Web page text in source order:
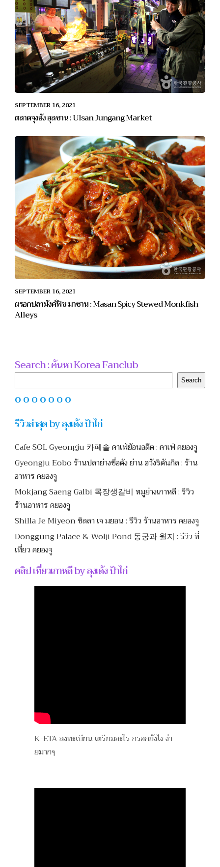
SEPTEMBER 16, 2021
ตลาดจุงอัง อุลซาน : Ulsan Jungang Market
SEPTEMBER 16, 2021
ตรอกปลามังค์ฟิช มาซาน : Masan Spicy Stewed Monkfish
Alleys
Search : ค้นหา Korea Fanclub
Search
O O O O O O O
รีวิวล่าสุด by ลุงเด้ง ป้าไก่
Cafe SOL Gyeongju 카페솔 คาเฟ่ย้อนอดีต : คาเฟ่ คยองจู
Gyeongju Eobo ร้านปลาย่างชื่อดัง ย่าน ฮวังริดันกิล : ร้าน
อาหาร คยองจู
Mokjang Saeng Galbi 목장생갈비 หมูย่างเกาหลี : รีวิว
ร้านอาหาร คยองจู
Shilla Je Miyeon ชิลลา เจ มยอน : รีวิว ร้านอาหาร คยองจู
Donggung Palace & Wolji Pond 동궁과 월지 : รีวิว ที่
เที่ยว คยองจู
คลิป เที่ยวเกาหลี by ลุงเด้ง ป้าไก่
K-ETA ลงทะเบียน เตรียมอะไร กรอกยังไง ง่า
ยมากๆ